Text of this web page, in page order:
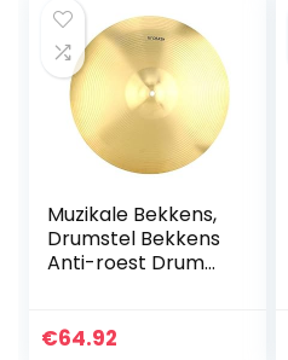
Muzikale Bekkens,
Drumstel Bekkens
Anti-roest Drum
Grote
€64.92